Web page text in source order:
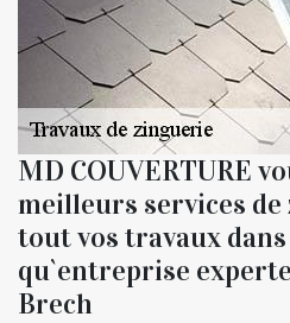
MD COUVERTURE
meilleurs services
tout vos travaux
qu`entreprise
Brech